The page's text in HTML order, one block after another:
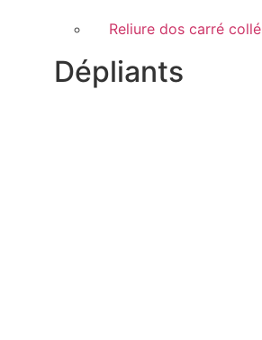
Reliure dos carré collé
Dépliants